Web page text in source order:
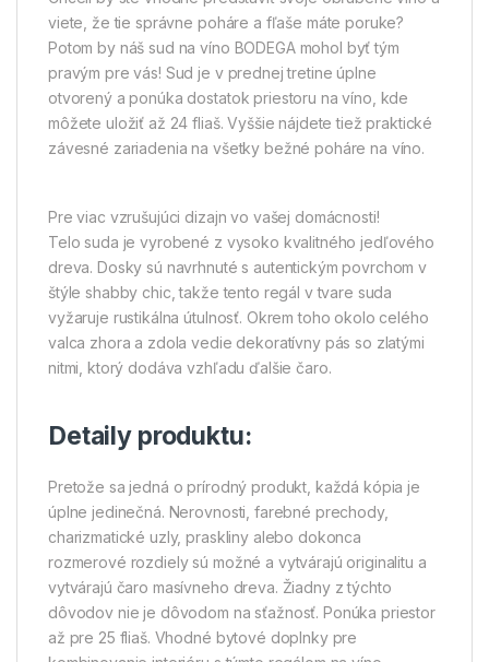
viete, že tie správne poháre a fľaše máte poruke?
Potom by náš sud na víno BODEGA mohol byť tým
pravým pre vás! Sud je v prednej tretine úplne
otvorený a ponúka dostatok priestoru na víno, kde
môžete uložiť až 24 fliaš. Vyššie nájdete tiež praktické
závesné zariadenia na všetky bežné poháre na víno.
Pre viac vzrušujúci dizajn vo vašej domácnosti!
Telo suda je vyrobené z vysoko kvalitného jedľového
dreva. Dosky sú navrhnuté s autentickým povrchom v
štýle shabby chic, takže tento regál v tvare suda
vyžaruje rustikálna útulnosť. Okrem toho okolo celého
valca zhora a zdola vedie dekoratívny pás so zlatými
nitmi, ktorý dodáva vzhľadu ďalšie čaro.
Detaily produktu:
Pretože sa jedná o prírodný produkt, každá kópia je
úplne jedinečná. Nerovnosti, farebné prechody,
charizmatické uzly, praskliny alebo dokonca
rozmerové rozdiely sú možné a vytvárajú originalitu a
vytvárajú čaro masívneho dreva. Žiadny z týchto
dôvodov nie je dôvodom na sťažnosť. Ponúka priestor
až pre 25 fliaš. Vhodné bytové doplnky pre